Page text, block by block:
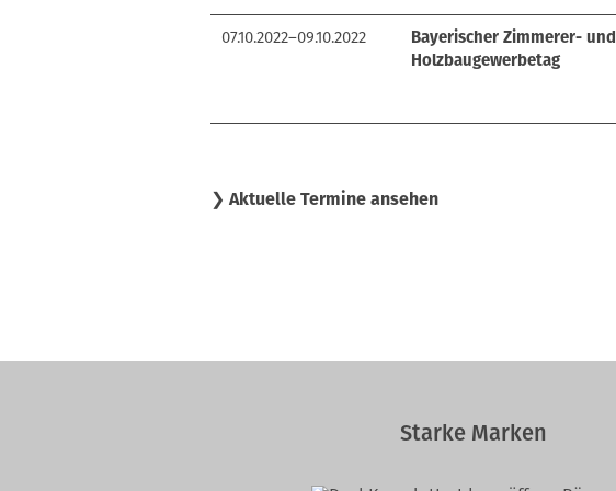
07.10.2022–09.10.2022
Bayerischer Zimmerer- und
Holzbaugewerbetag
❯ Aktuelle Termine ansehen
Starke Marken